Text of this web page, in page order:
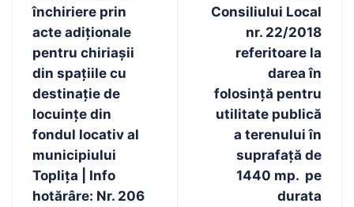
închiriere prin
acte adiţionale
pentru chiriaşii
din spaţiile cu
destinaţie de
locuinţe din
fondul locativ al
municipiului
Topliţa | Info
hotărâre: Nr. 206
Consiliului Local
nr. 22/2018
referitoare la
darea în
folosinţă pentru
utilitate publică
a terenului în
suprafaţă de
1440 mp. pe
durata